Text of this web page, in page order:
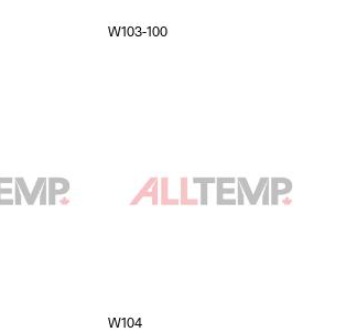
W103-100
W104